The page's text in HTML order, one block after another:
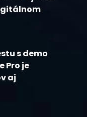
s demo
Pro je
aj